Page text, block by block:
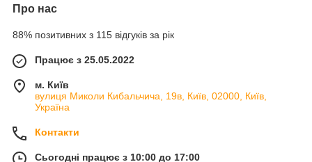
Про нас
88% позитивних з 115 відгуків за рік
Працює з 25.05.2022
м. Київ
вулиця Миколи Кибальчича, 19в, Київ, 02000, Київ,
Україна
Контакти
Сьогодні працює з 10:00 до 17:00